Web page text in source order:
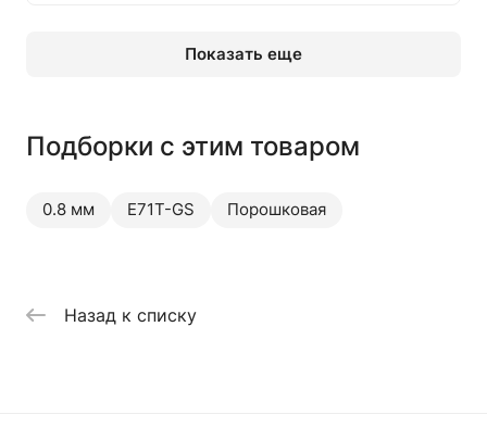
Показать еще
Подборки с этим товаром
0.8 мм E71T-GS Порошковая
Назад к списку